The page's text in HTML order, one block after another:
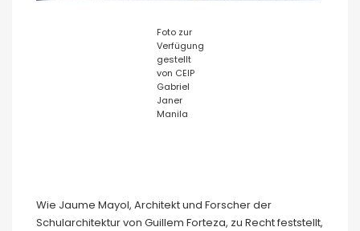
Foto zur
Verfügung
gestellt
von CEIP
Gabriel
Janer
Manila
Wie Jaume Mayol, Architekt und Forscher der
Schularchitektur von Guillem Forteza, zu Recht feststellt,